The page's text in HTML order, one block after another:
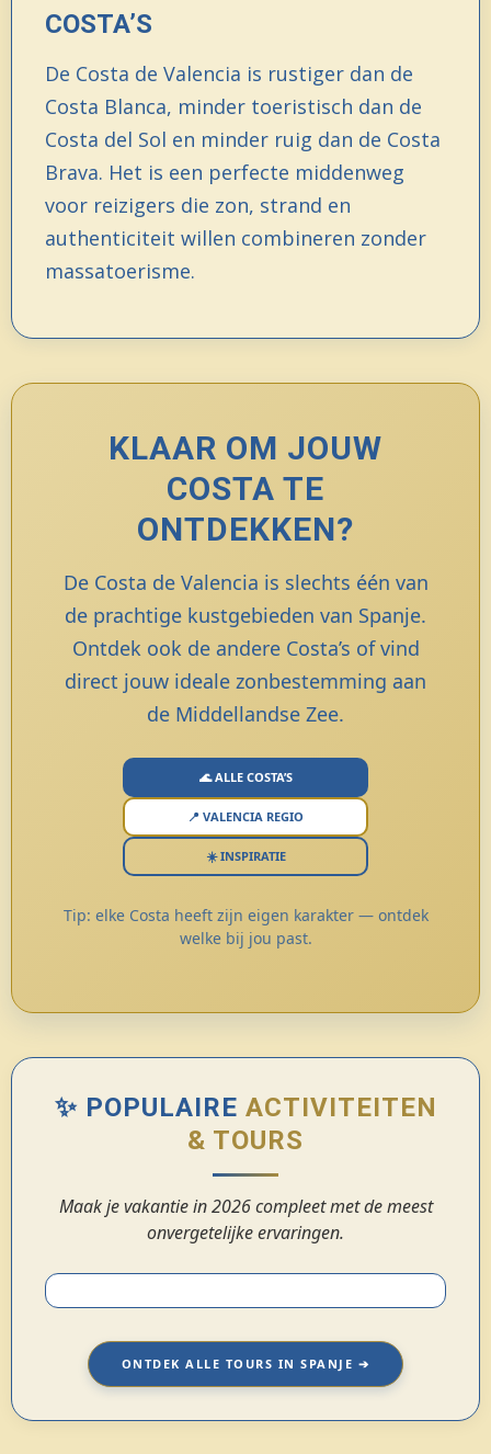
COSTA’S
De Costa de Valencia is rustiger dan de
Costa Blanca, minder toeristisch dan de
Costa del Sol en minder ruig dan de Costa
Brava. Het is een perfecte middenweg
voor reizigers die zon, strand en
authenticiteit willen combineren zonder
massatoerisme.
KLAAR OM JOUW
COSTA TE
ONTDEKKEN?
De Costa de Valencia is slechts één van
de prachtige kustgebieden van Spanje.
Ontdek ook de andere Costa’s of vind
direct jouw ideale zonbestemming aan
de Middellandse Zee.
🌊 ALLE COSTA’S
📍 VALENCIA REGIO
☀️ INSPIRATIE
Tip: elke Costa heeft zijn eigen karakter — ontdek
welke bij jou past.
✨ POPULAIRE ACTIVITEITEN
& TOURS
Maak je vakantie in 2026 compleet met de meest
onvergetelijke ervaringen.
ONTDEK ALLE TOURS IN SPANJE ➔